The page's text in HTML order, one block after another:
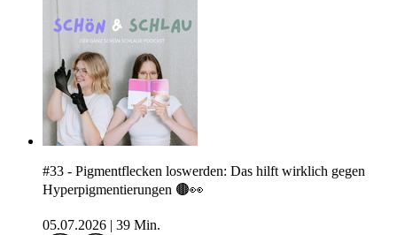
#33 - Pigmentflecken loswerden: Das hilft wirklich gegen
Hyperpigmentierungen 🟤👀
05.07.2026 39 Min.